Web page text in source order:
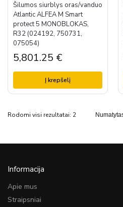
Šilumos siurblys oras/vanduo
Atlantic ALFEA M Smart
protect 5 MONOBLOKAS,
R32 (024192, 750731,
075054)
5,801.25 €
Į krepšelį
Rodomi visi rezultatai: 2
Informacija
Apie mus
Straipsniai